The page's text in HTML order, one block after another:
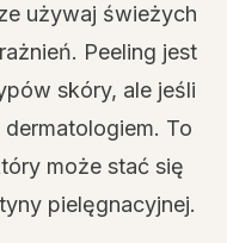
używaj świeżych
Peeling jest
skóry, ale jeśli
To
może stać się
pielęgnacyjnej.